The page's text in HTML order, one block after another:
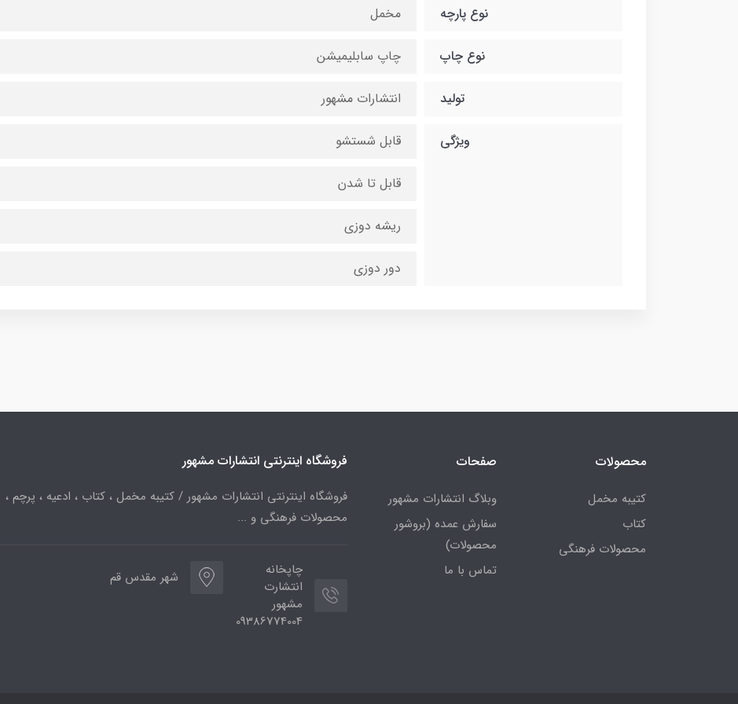
نوع پارچه مخمل
نوع چاپ چاپ سابلیمیشن
تولید انتشارات مشهور
ویژگی قابل شستشو
قابل تا شدن
ریشه دوزی
دور دوزی
محصولات
کتیبه مخمل
کتاب
محصولات فرهنگی
صفحات
وبلاگ انتشارات مشهور
سفارش عمده (بروشور
محصولات)
تماس با ما
فروشگاه اینترنتی انتشارات مشهور
فروشگاه اینترنتی انتشارات مشهور / کتیبه مخمل ، کتاب ، ادعیه ، پرچم ،
محصولات فرهنگی و ...
چاپخانه
انتشارت
مشهور
09386774004
شهر مقدس قم